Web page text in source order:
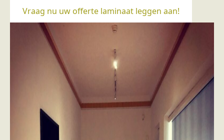
Vraag nu uw offerte laminaat leggen aan!